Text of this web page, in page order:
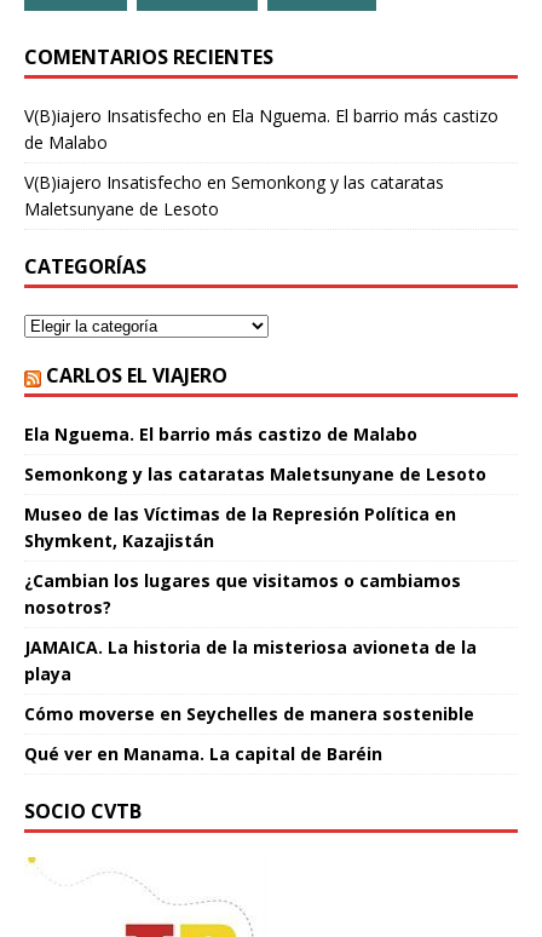
COMENTARIOS RECIENTES
V(B)iajero Insatisfecho en Ela Nguema. El barrio más castizo
de Malabo
V(B)iajero Insatisfecho en Semonkong y las cataratas
Maletsunyane de Lesoto
CATEGORÍAS
CARLOS EL VIAJERO
Ela Nguema. El barrio más castizo de Malabo
Semonkong y las cataratas Maletsunyane de Lesoto
Museo de las Víctimas de la Represión Política en
Shymkent, Kazajistán
¿Cambian los lugares que visitamos o cambiamos
nosotros?
JAMAICA. La historia de la misteriosa avioneta de la
playa
Cómo moverse en Seychelles de manera sostenible
Qué ver en Manama. La capital de Baréin
SOCIO CVTB